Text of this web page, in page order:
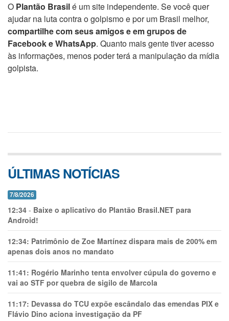
O Plantão Brasilé um site independente. Se você quer
ajudar na luta contra o golpismo e por um Brasil melhor,
compartilhe com seus amigos e em grupos de
Facebook e WhatsApp. Quanto mais gente tiver acesso
às informações, menos poder terá a manipulação da mídia
golpista.
ÚLTIMAS NOTÍCIAS
7/8/2026
12:34 - Baixe o aplicativo do Plantão Brasil.NET para
Android!
12:34: Patrimônio de Zoe Martínez dispara mais de 200% em
apenas dois anos no mandato
11:41: Rogério Marinho tenta envolver cúpula do governo e
vai ao STF por quebra de sigilo de Marcola
11:17: Devassa do TCU expõe escândalo das emendas PIX e
Flávio Dino aciona investigação da PF